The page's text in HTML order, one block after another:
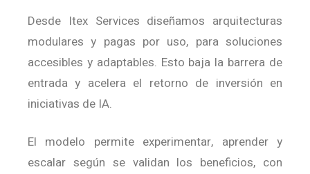
Desde Itex Services diseñamos arquitecturas
modulares y pagas por uso, para soluciones
accesibles y adaptables. Esto baja la barrera de
entrada y acelera el retorno de inversión en
iniciativas de IA.
El modelo permite experimentar, aprender y
escalar según se validan los beneficios, con